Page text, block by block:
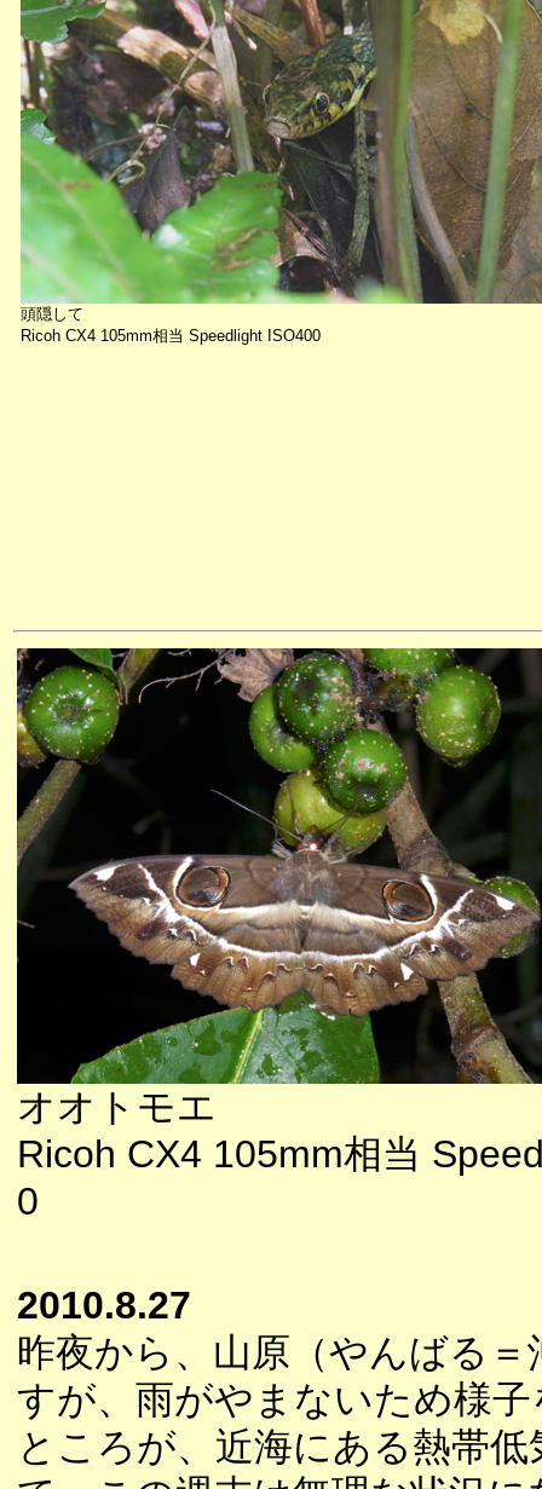
頭隠して
Ricoh CX4 105mm相当 Speedlight ISO400
オオトモエ
Ricoh CX4 105mm相当
0
2010.8.27
昨夜から、山原（やんばる
すが、雨がやまないため様
ところが、近海にある熱帯